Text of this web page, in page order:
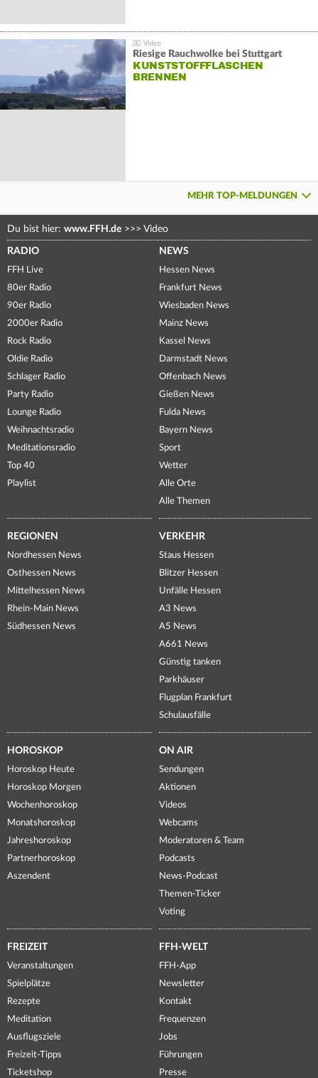
Riesige Rauchwolke bei Stuttgart
KUNSTSTOFFFLASCHEN
BRENNEN
MEHR TOP-MELDUNGEN
Du bist hier: www.FFH.de >>> Video
RADIO
FFH Live
80er Radio
90er Radio
2000er Radio
Rock Radio
Oldie Radio
Schlager Radio
Party Radio
Lounge Radio
Weihnachtsradio
Meditationsradio
Top 40
Playlist
NEWS
Hessen News
Frankfurt News
Wiesbaden News
Mainz News
Kassel News
Darmstadt News
Offenbach News
Gießen News
Fulda News
Bayern News
Sport
Wetter
Alle Orte
Alle Themen
REGIONEN
Nordhessen News
Osthessen News
Mittelhessen News
Rhein-Main News
Südhessen News
VERKEHR
Staus Hessen
Blitzer Hessen
Unfälle Hessen
A3 News
A5 News
A661 News
Günstig tanken
Parkhäuser
Flugplan Frankfurt
Schulausfälle
HOROSKOP
Horoskop Heute
Horoskop Morgen
Wochenhoroskop
Monatshoroskop
Jahreshoroskop
Partnerhoroskop
Aszendent
ON AIR
Sendungen
Aktionen
Videos
Webcams
Moderatoren & Team
Podcasts
News-Podcast
Themen-Ticker
Voting
FREIZEIT
Veranstaltungen
Spielplätze
Rezepte
Meditation
Ausflugsziele
Freizeit-Tipps
Ticketshop
FFH-WELT
FFH-App
Newsletter
Kontakt
Frequenzen
Jobs
Führungen
Presse